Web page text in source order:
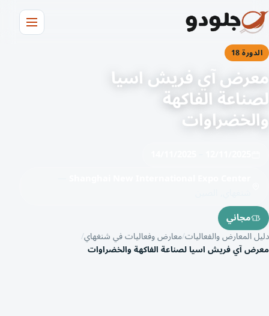
الدورة 18
معرض آي فريش اسيا
لصناعة الفاكهة
والخضراوات
مجاني
دليل المعارض والفعالياتمعارض وفعاليات في شنغهاي
معرض آي فريش اسيا لصناعة الفاكهة والخضراوات